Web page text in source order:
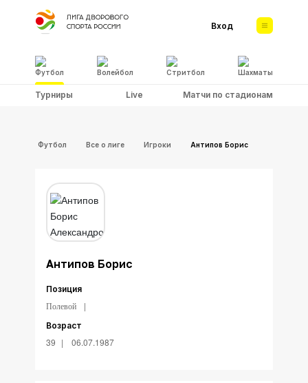
Футбол Волейбол Стритбол Шахматы
Вход
Турниры Live Матчи по стадионам
Футбол Все о лиге Игроки Антипов Борис
Антипов Борис
Позиция
Полевой
Возраст
39 06.07.1987